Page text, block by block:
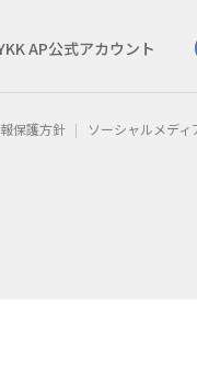
AP公式アカウント
保護方針 ソーシャルメデ